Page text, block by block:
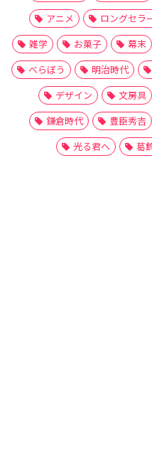
アニメ
ロングセラ
雑学
お菓子 幕末
べらぼう
明治時代
デザイン
文房具
鎌倉時代
豊臣秀吉
光る君へ
葛